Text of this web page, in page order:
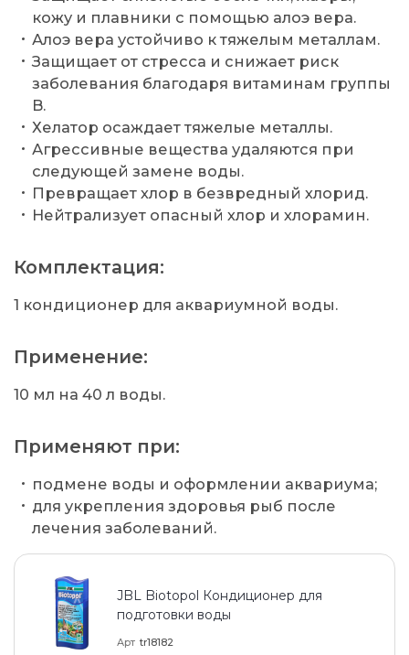
кожу и плавники с помощью алоэ вера.
Алоэ вера устойчиво к тяжелым металлам.
Защищает от стресса и снижает риск
заболевания благодаря витаминам группы
B.
Хелатор осаждает тяжелые металлы.
Агрессивные вещества удаляются при
следующей замене воды.
Превращает хлор в безвредный хлорид.
Нейтрализует опасный хлор и хлорамин.
Комплектация:
1 кондиционер для аквариумной воды.
Применение:
10 мл на 40 л воды.
Применяют при:
подмене воды и оформлении аквариума;
для укрепления здоровья рыб после
лечения заболеваний.
JBL Biotopol Кондиционер для
подготовки воды
Арт tr18182